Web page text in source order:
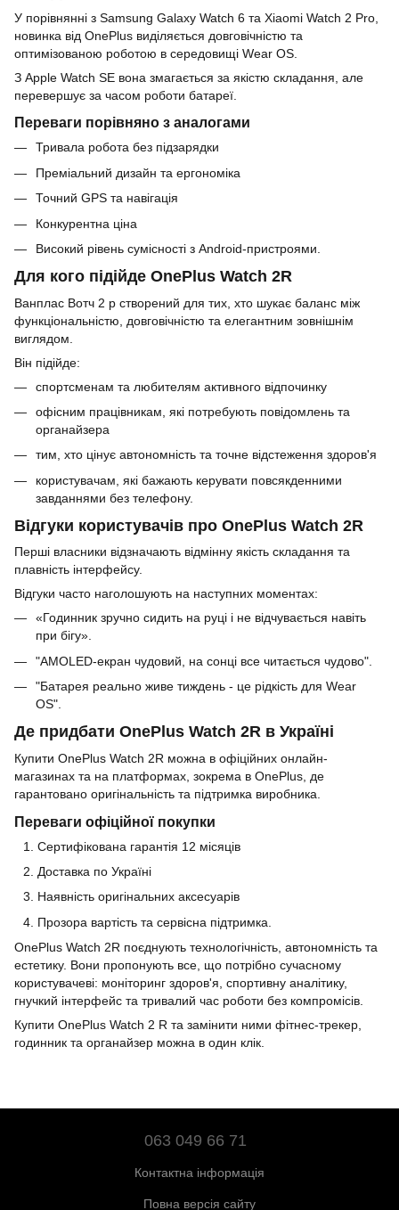
У порівнянні з Samsung Galaxy Watch 6 та Xiaomi Watch 2 Pro,
новинка від OnePlus виділяється довговічністю та
оптимізованою роботою в середовищі Wear OS.
З Apple Watch SE вона змагається за якістю складання, але
перевершує за часом роботи батареї.
Переваги порівняно з аналогами
Тривала робота без підзарядки
Преміальний дизайн та ергономіка
Точний GPS та навігація
Конкурентна ціна
Високий рівень сумісності з Android-пристроями.
Для кого підійде OnePlus Watch 2R
Ванплас Вотч 2 р створений для тих, хто шукає баланс між
функціональністю, довговічністю та елегантним зовнішнім
виглядом.
Він підійде:
спортсменам та любителям активного відпочинку
офісним працівникам, які потребують повідомлень та
органайзера
тим, хто цінує автономність та точне відстеження здоров'я
користувачам, які бажають керувати повсякденними
завданнями без телефону.
Відгуки користувачів про OnePlus Watch 2R
Перші власники відзначають відмінну якість складання та
плавність інтерфейсу.
Відгуки часто наголошують на наступних моментах:
«Годинник зручно сидить на руці і не відчувається навіть
при бігу».
"AMOLED-екран чудовий, на сонці все читається чудово".
"Батарея реально живе тиждень - це рідкість для Wear
OS".
Де придбати OnePlus Watch 2R в Україні
Купити OnePlus Watch 2R можна в офіційних онлайн-
магазинах та на платформах, зокрема в OnePlus, де
гарантовано оригінальність та підтримка виробника.
Переваги офіційної покупки
Сертифікована гарантія 12 місяців
Доставка по Україні
Наявність оригінальних аксесуарів
Прозора вартість та сервісна підтримка.
OnePlus Watch 2R поєднують технологічність, автономність та
естетику. Вони пропонують все, що потрібно сучасному
користувачеві: моніторинг здоров'я, спортивну аналітику,
гнучкий інтерфейс та тривалий час роботи без компромісів.
Купити OnePlus Watch 2 R та замінити ними фітнес-трекер,
годинник та органайзер можна в один клік.
063 049 66 71
Контактна інформація
Повна версія сайту